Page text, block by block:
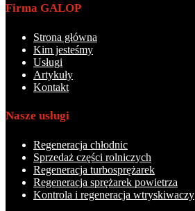
Firma GALOP
Strona główna
Kim jesteśmy
Usługi
Artykuły
Kontakt
Nasze usługi
Regeneracja chłodnic
Sprzedaż części rolniczych
Regeneracja turbosprężarek
Regeneracja sprężarek powietrza
Kontrola i regeneracja wtryskiwaczy